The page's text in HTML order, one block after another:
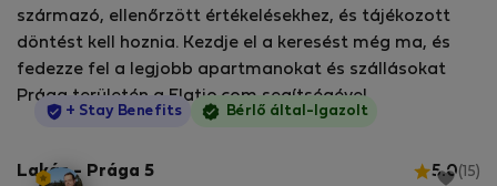
származó, ellenőrzött értékelésekhez, és tájékozott
döntést kell hoznia. Kezdje el a keresést még ma, és
fedezze fel a legjobb apartmanokat és szállásokat
Prága területén a Flatio.com segítségével.
StayProtection
+ Stay Benefits Bérlő által-Igazolt
Lakás - Prága 5 5.0(15)